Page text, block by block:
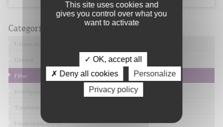
Categorías
Últimas noticias
General
Fibao
Investigación en Salud
Transferencia Tecnológica
Financiación I+D+I
This site uses cookies and
gives you control over what you
want to activate
✓ OK, accept all
✗ Deny all cookies
Personalize
Privacy policy